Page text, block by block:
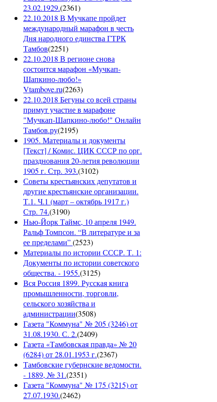
23.02.1929.(2361)
22.10.2018 В Мучкапе пройдет
международный марафон в честь
Дня народного единства ГТРК
Тамбов(2251)
22.10.2018 В регионе снова
состоится марафон «Мучкап-
Шапкино-любо!»
Vtambove.ru(2263)
22.10.2018 Бегуны со всей страны
примут участие в марафоне
"Мучкап-Шапкино-любо!" Онлайн
Тамбов.ру(2195)
1905. Материалы и документы
[Текст] / Комис. ЦИК СССР по орг.
празднования 20-летия революции
1905 г. Стр. 393.(3102)
Советы крестьянских депутатов и
другие крестьянские организации.
Т.1. Ч.1 (март – октябрь 1917 г.)
Стр. 74.(3190)
Нью-Йорк Таймс, 10 апреля 1949.
Ральф Томпсон. “В литературе и за
ее пределами”(2523)
Материалы по истории СССР. Т. 1:
Документы по истории советского
общества. - 1955.(3125)
Вся Россия 1899. Русская книга
промышленности, торговли,
сельского хозяйства и
администрации(3508)
Газета "Коммуна" № 205 (3246) от
31.08.1930. С. 2.(2409)
Газета «Тамбовская правда» № 20
(6284) от 28.01.1953 г.(2367)
Тамбовские губернские ведомости.
- 1889, № 31.(2351)
Газета "Коммуна" № 175 (3215) от
27.07.1930.(2462)